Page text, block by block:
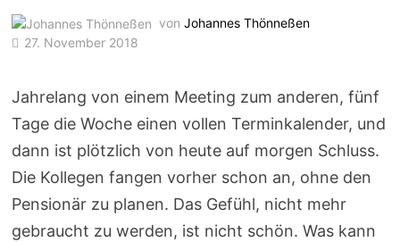
vonJohannes Thönneßen
27. November 2018
Jahrelang von einem Meeting zum anderen, fünf
Tage die Woche einen vollen Terminkalender, und
dann ist plötzlich von heute auf morgen Schluss.
Die Kollegen fangen vorher schon an, ohne den
Pensionär zu planen. Das Gefühl, nicht mehr
gebraucht zu werden, ist nicht schön. Was kann